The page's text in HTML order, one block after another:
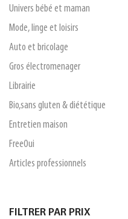
Univers bébé et maman
Mode, linge et loisirs
Auto et bricolage
Gros électromenager
Librairie
Bio,sans gluten & diététique
Entretien maison
FreeOui
Articles professionnels
FILTRER PAR PRIX